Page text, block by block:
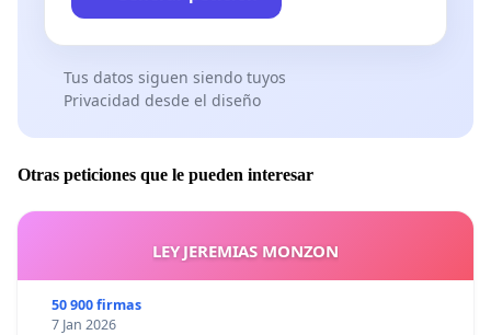
Tus datos siguen siendo tuyos
Privacidad desde el diseño
Otras peticiones que le pueden interesar
LEY JEREMIAS MONZON
50 900 firmas
7 Jan 2026